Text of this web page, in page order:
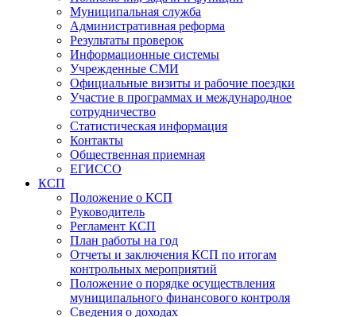
Муниципальная служба
Административная реформа
Результаты проверок
Информационные системы
Учрежденные СМИ
Официальные визиты и рабочие поездки
Участие в программах и международное
сотрудничество
Статистическая информация
Контакты
Общественная приемная
ЕГИССО
КСП
Положение о КСП
Руководитель
Регламент КСП
План работы на год
Отчеты и заключения КСП по итогам
контрольных мероприятий
Положение о порядке осуществления
муниципального финансового контроля
Сведения о доходах